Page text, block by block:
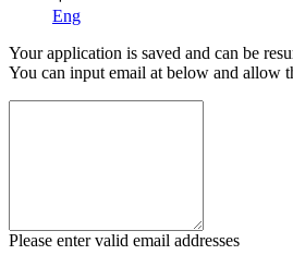
Eng
Your application is saved and can be
You can input email at below and allow
Please enter valid email addresses